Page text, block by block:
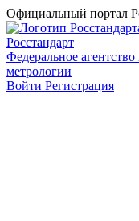
Официальный портал
Росстандарт
Федеральное
метрологии
Войти Регистрация